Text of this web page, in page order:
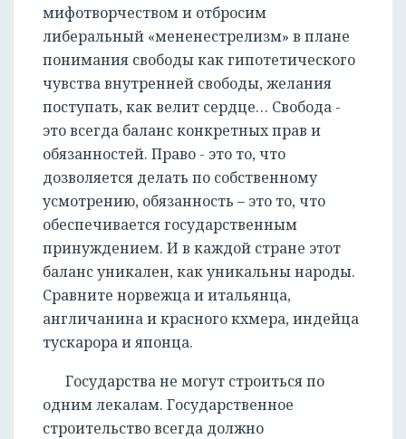
мифотворчеством и отбросим
либеральный «мененестрелизм» в плане
понимания свободы как гипотетического
чувства внутренней свободы, желания
поступать, как велит сердце… Свобода -
это всегда баланс конкретных прав и
обязанностей. Право - это то, что
дозволяется делать по собственному
усмотрению, обязанность – это то, что
обеспечивается государственным
принуждением. И в каждой стране этот
баланс уникален, как уникальны народы.
Сравните норвежца и итальянца,
англичанина и красного кхмера, индейца
тускарора и японца.
Государства не могут строиться по
одним лекалам. Государственное
строительство всегда должно